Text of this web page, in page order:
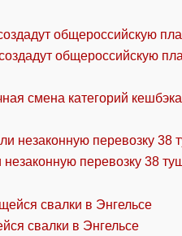
общероссийскую
смена категорий
перевозку 38
свалки в Энгельсе